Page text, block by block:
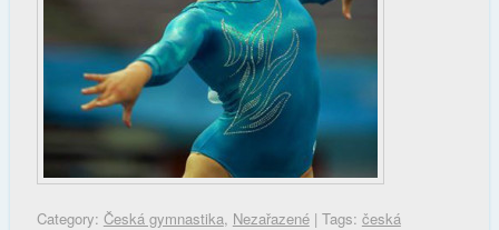
Category: Česká gymnastika, Nezařazené| Tags: česká